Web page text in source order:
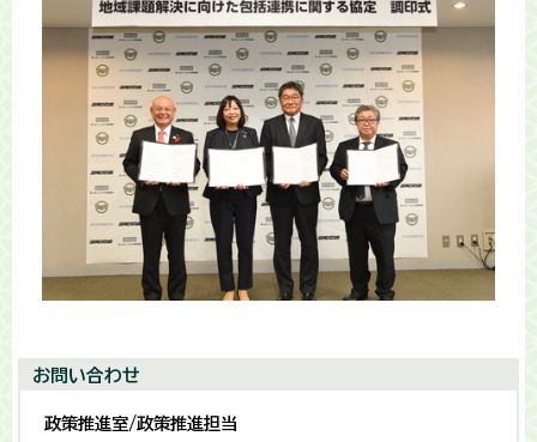
お問い合わせ
政策推進室/政策推進担当